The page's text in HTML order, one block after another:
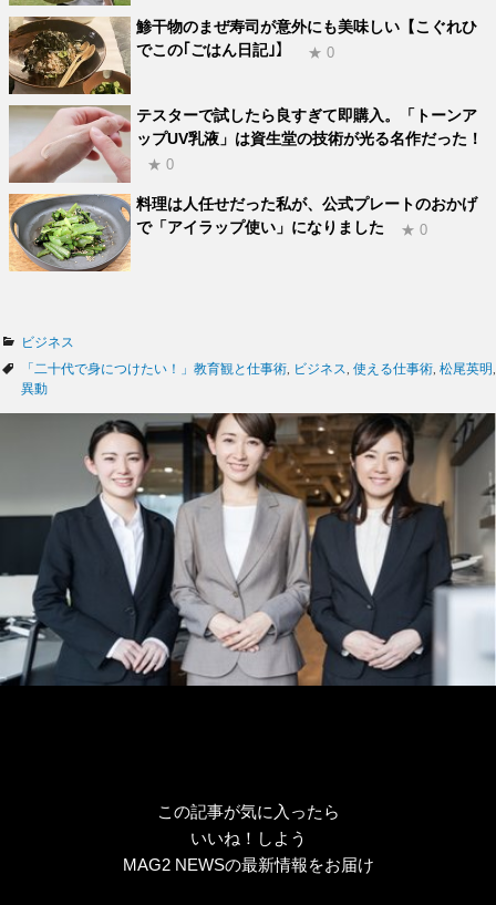
鯵干物のまぜ寿司が意外にも美味しい【こぐれひ
でこの｢ごはん日記｣】
★ 0
テスターで試したら良すぎて即購入。「トーンア
ップUV乳液」は資生堂の技術が光る名作だった！
★ 0
料理は人任せだった私が、公式プレートのおかげ
で「アイラップ使い」になりました
★ 0
カ
テ
ゴ
ビジネス
タ
グ
「二十代で身につけたい！」教育観と仕事術 ビジネス 使える仕事術 松尾英明
異動
この記事が気に入ったら
いいね！しよう
MAG2 NEWSの最新情報をお届け